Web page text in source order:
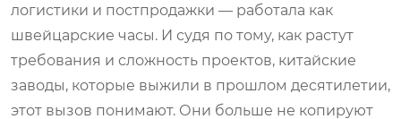
логистики и постпродажки — работала как
швейцарские часы. И судя по тому, как растут
требования и сложность проектов, китайские
заводы, которые выжили в прошлом десятилетии,
этот вызов понимают. Они больше не копируют